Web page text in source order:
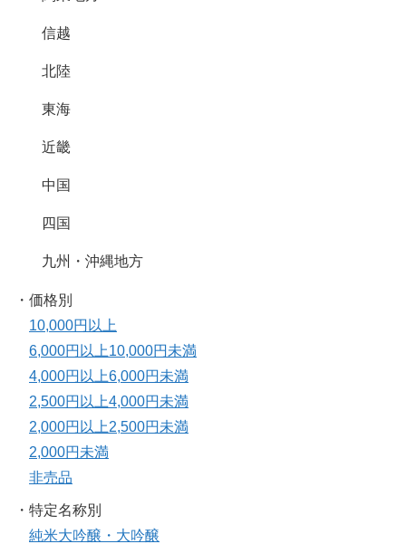
信越
北陸
東海
近畿
中国
四国
九州・沖縄地方
・価格別
10,000円以上
6,000円以上10,000円未満
4,000円以上6,000円未満
2,500円以上4,000円未満
2,000円以上2,500円未満
2,000円未満
非売品
・特定名称別
純米大吟醸・大吟醸